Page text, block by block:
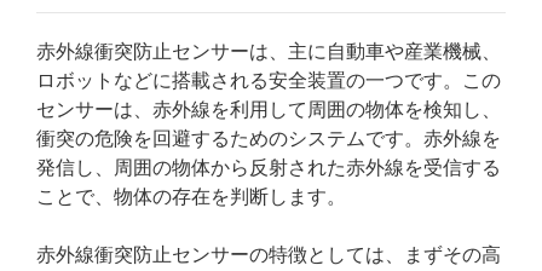
赤外線衝突防止センサーは、主に自動車や産業機械、
ロボットなどに搭載される安全装置の一つです。この
センサーは、赤外線を利用して周囲の物体を検知し、
衝突の危険を回避するためのシステムです。赤外線を
発信し、周囲の物体から反射された赤外線を受信する
ことで、物体の存在を判断します。
赤外線衝突防止センサーの特徴としては、まずその高